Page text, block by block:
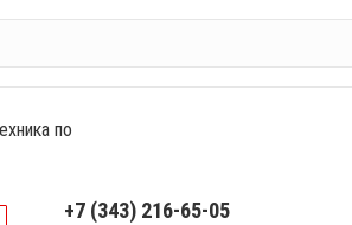
по
+7 (343) 216-65-05